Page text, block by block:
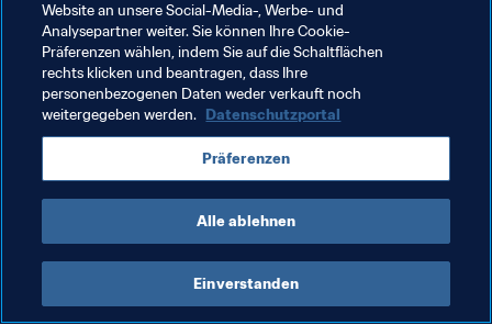
Großen im Land angekommen.
Verwandte Themen
Turniere Argentina Russia UEFA
CONMEBOL
Website an unsere Social-Media-, Werbe- und
Analysepartner weiter. Sie können Ihre Cookie-
Präferenzen wählen, indem Sie auf die Schaltflächen
rechts klicken und beantragen, dass Ihre
personenbezogenen Daten weder verkauft noch
weitergegeben werden. Datenschutzportal
Präferenzen
Alle ablehnen
Einverstanden